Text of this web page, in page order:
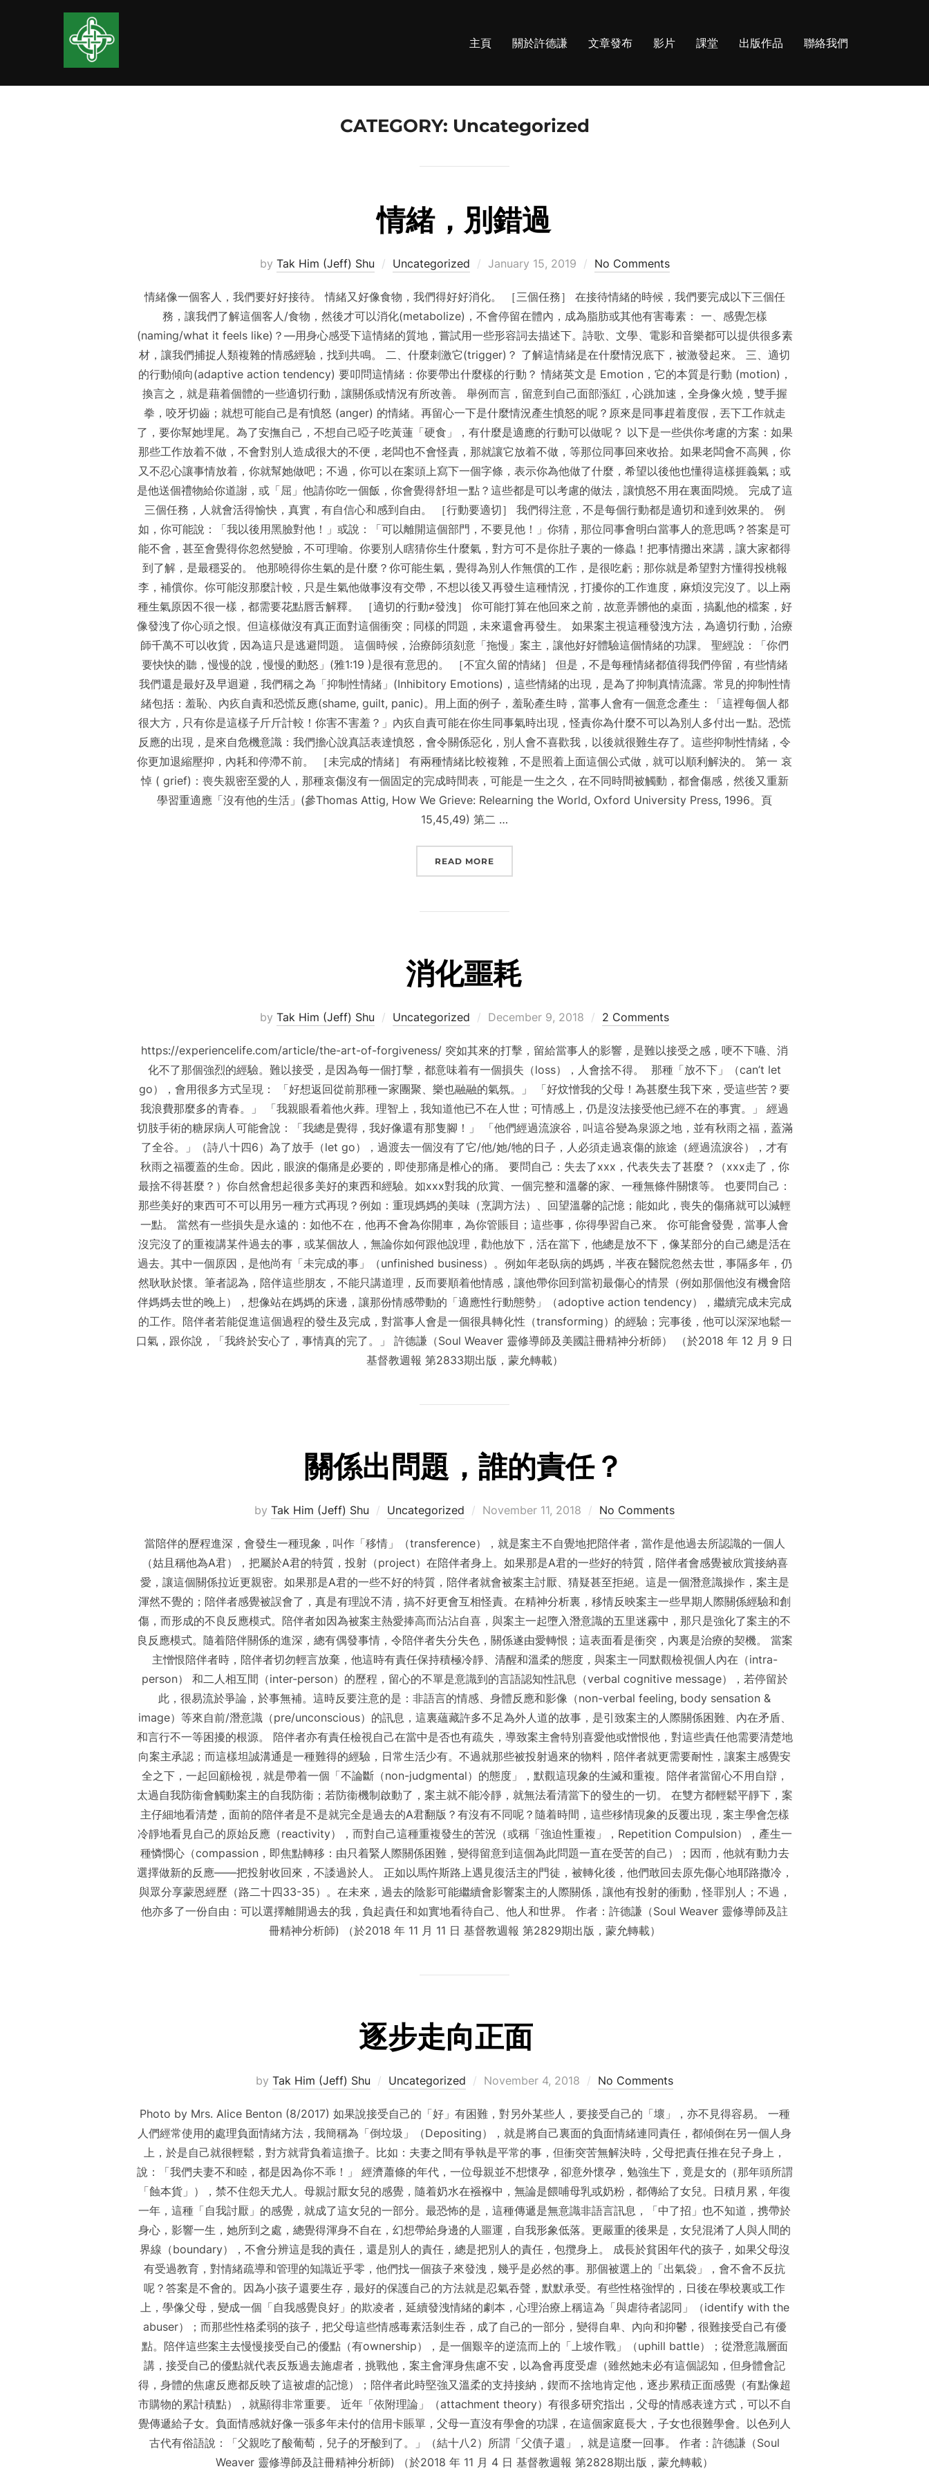
主頁 關於許德謙 文章發布 影片 課堂 出版作品 聯絡我們
CATEGORY: Uncategorized
情緒，別錯過
by Tak Him (Jeff) Shu Uncategorized
Posted
January 15, 2019 No Comments
情緒像一個客人，我們要好好接待。 情緒又好像食物，我們得好好消化。 ［三個任務］ 在接待情緒的時候，我們要完成以下三個任
務，讓我們了解這個客人/食物，然後才可以消化(metabolize)，不會停留在體內，成為脂肪或其他有害毒素： 一、感覺怎樣
(naming/what it feels like)？—用身心感受下這情緒的質地，嘗試用一些形容詞去描述下。詩歌、文學、電影和音樂都可以提供很多素
材，讓我們捕捉人類複雜的情感經驗，找到共鳴。 二、什麼刺激它(trigger)？ 了解這情緒是在什麼情況底下，被激發起來。 三、適切
的行動傾向(adaptive action tendency) 要叩問這情緒：你要帶出什麼樣的行動？ 情緒英文是 Emotion，它的本質是行動 (motion)，
換言之，就是藉着個體的一些適切行動，讓關係或情況有所改善。 舉例而言，留意到自己面部漲紅，心跳加速，全身像火燒，雙手握
拳，咬牙切齒；就想可能自己是有憤怒 (anger) 的情緒。再留心一下是什麼情況產生憤怒的呢？原來是同事趕着度假，丟下工作就走
了，要你幫她埋尾。為了安撫自己，不想自己啞子吃黃蓮「硬食」，有什麼是適應的行動可以做呢？ 以下是一些供你考慮的方案：如果
那些工作放着不做，不會對別人造成很大的不便，老闆也不會怪責，那就讓它放着不做，等那位同事回來收拾。如果老闆會不高興，你
又不忍心讓事情放着，你就幫她做吧；不過，你可以在案頭上寫下一個字條，表示你為他做了什麼，希望以後他也懂得這樣捱義氣；或
是他送個禮物給你道謝，或「屈」他請你吃一個飯，你會覺得舒坦一點？這些都是可以考慮的做法，讓憤怒不用在裏面悶燒。 完成了這
三個任務，人就會活得愉快，真實，有自信心和感到自由。 ［行動要適切］ 我們得注意，不是每個行動都是適切和達到效果的。 例
如，你可能說：「我以後用黑臉對他！」或說：「可以離開這個部門，不要見他！」你猜，那位同事會明白當事人的意思嗎？答案是可
能不會，甚至會覺得你忽然變臉，不可理喻。你要別人瞎猜你生什麼氣，對方可不是你肚子裏的一條蟲！把事情攤出來講，讓大家都得
到了解，是最穩妥的。 他那曉得你生氣的是什麼？你可能生氣，覺得為別人作無償的工作，是很吃虧；那你就是希望對方懂得投桃報
李，補償你。你可能沒那麼計較，只是生氣他做事沒有交帶，不想以後又再發生這種情況，打擾你的工作進度，麻煩沒完沒了。以上兩
種生氣原因不很一樣，都需要花點唇舌解釋。 ［適切的行動≠發洩］ 你可能打算在他回來之前，故意弄髒他的桌面，搞亂他的檔案，好
像發洩了你心頭之恨。但這樣做沒有真正面對這個衝突；同樣的問題，未來還會再發生。 如果案主視這種發洩方法，為適切行動，治療
師千萬不可以收貨，因為這只是逃避問題。 這個時候，治療師須刻意「拖慢」案主，讓他好好體驗這個情緒的功課。 聖經說：「你們
要快快的聽，慢慢的說，慢慢的動怒」(雅1:19 )是很有意思的。 ［不宜久留的情緒］ 但是，不是每種情緒都值得我們停留，有些情緒
我們還是最好及早迴避，我們稱之為「抑制性情緒」(Inhibitory Emotions)，這些情緒的出現，是為了抑制真情流露。常見的抑制性情
緒包括：羞恥、內疚自責和恐慌反應(shame, guilt, panic)。用上面的例子，羞恥產生時，當事人會有一個意念產生：「這裡每個人都
很大方，只有你是這樣子斤斤計較！你害不害羞？」內疚自責可能在你生同事氣時出現，怪責你為什麼不可以為別人多付出一點。恐慌
反應的出現，是來自危機意識：我們擔心說真話表達憤怒，會令關係惡化，別人會不喜歡我，以後就很難生存了。這些抑制性情緒，令
你更加退縮壓抑，內耗和停滯不前。 ［未完成的情緒］ 有兩種情緒比較複雜，不是照着上面這個公式做，就可以順利解決的。 第一 哀
悼 ( grief)：喪失親密至愛的人，那種哀傷沒有一個固定的完成時間表，可能是一生之久，在不同時間被觸動，都會傷感，然後又重新
學習重適應「沒有他的生活」(參Thomas Attig, How We Grieve: Relearning the World, Oxford University Press, 1996。頁
15,45,49) 第二 …
READ MORE
消化噩耗
by Tak Him (Jeff) Shu Uncategorized
Posted
December 9, 2018 2 Comments
https://experiencelife.com/article/the-art-of-forgiveness/ 突如其來的打擊，留給當事人的影響，是難以接受之感，哽不下嚥、消
化不了那個強烈的經驗。難以接受，是因為每一個打擊，都意味着有一個損失（loss），人會捨不得。 那種「放不下」（can’t let
go），會用很多方式呈現： 「好想返回從前那種一家團聚、樂也融融的氣氛。」 「好炆憎我的父母！為甚麼生我下來，受這些苦？要
我浪費那麼多的青春。」 「我親眼看着他火葬。理智上，我知道他已不在人世；可情感上，仍是沒法接受他已經不在的事實。」 經過
切肢手術的糖尿病人可能會說：「我總是覺得，我好像還有那隻腳！」 「他們經過流淚谷，叫這谷變為泉源之地，並有秋雨之福，蓋滿
了全谷。」（詩八十四6）為了放手（let go），過渡去一個沒有了它/他/她/牠的日子，人必須走過哀傷的旅途（經過流淚谷），才有
秋雨之福覆蓋的生命。因此，眼淚的傷痛是必要的，即使那痛是椎心的痛。 要問自己：失去了xxx，代表失去了甚麼？（xxx走了，你
最捨不得甚麼？）你自然會想起很多美好的東西和經驗。如xxx對我的欣賞、一個完整和溫馨的家、一種無條件關懷等。 也要問自己：
那些美好的東西可不可以用另一種方式再現？例如：重現媽媽的美味（烹調方法）、回望溫馨的記憶；能如此，喪失的傷痛就可以減輕
一點。 當然有一些損失是永遠的：如他不在，他再不會為你開車，為你管賬目；這些事，你得學習自己來。 你可能會發覺，當事人會
沒完沒了的重複講某件過去的事，或某個故人，無論你如何跟他說理，勸他放下，活在當下，他總是放不下，像某部分的自己總是活在
過去。其中一個原因，是他尚有「未完成的事」（unfinished business）。例如年老臥病的媽媽，半夜在醫院忽然去世，事隔多年，仍
然耿耿於懷。筆者認為，陪伴這些朋友，不能只講道理，反而要順着他情感，讓他帶你回到當初最傷心的情景（例如那個他沒有機會陪
伴媽媽去世的晚上），想像站在媽媽的床邊，讓那份情感帶動的「適應性行動態勢」（adoptive action tendency），繼續完成未完成
的工作。陪伴者若能促進這個過程的發生及完成，對當事人會是一個很具轉化性（transforming）的經驗；完事後，他可以深深地鬆一
口氣，跟你說，「我終於安心了，事情真的完了。」 許德謙（Soul Weaver 靈修導師及美國註冊精神分析師） （於2018 年 12 月 9 日
基督教週報 第2833期出版，蒙允轉載）
關係出問題，誰的責任？
by Tak Him (Jeff) Shu Uncategorized
Posted
November 11, 2018 No Comments
當陪伴的歷程進深，會發生一種現象，叫作「移情」（transference），就是案主不自覺地把陪伴者，當作是他過去所認識的一個人
（姑且稱他為A君），把屬於A君的特質，投射（project）在陪伴者身上。如果那是A君的一些好的特質，陪伴者會感覺被欣賞接納喜
愛，讓這個關係拉近更親密。如果那是A君的一些不好的特質，陪伴者就會被案主討厭、猜疑甚至拒絕。這是一個潛意識操作，案主是
渾然不覺的；陪伴者感覺被誤會了，真是有理說不清，搞不好更會互相怪責。在精神分析裏，移情反映案主一些早期人際關係經驗和創
傷，而形成的不良反應模式。陪伴者如因為被案主熱愛捧高而沾沾自喜，與案主一起墮入潛意識的五里迷霧中，那只是強化了案主的不
良反應模式。隨着陪伴關係的進深，總有偶發事情，令陪伴者失分失色，關係遂由愛轉恨；這表面看是衝突，內裏是治療的契機。 當案
主憎恨陪伴者時，陪伴者切勿輕言放棄，他這時有責任保持積極冷靜、清醒和溫柔的態度，與案主一同默觀檢視個人內在（intra-
person） 和二人相互間（inter-person）的歷程，留心的不單是意識到的言語認知性訊息（verbal cognitive message），若停留於
此，很易流於爭論，於事無補。這時反要注意的是：非語言的情感、身體反應和影像（non-verbal feeling, body sensation &
image）等來自前/潛意識（pre/unconscious）的訊息，這裏蘊藏許多不足為外人道的故事，是引致案主的人際關係困難、內在矛盾、
和言行不一等困擾的根源。 陪伴者亦有責任檢視自己在當中是否也有疏失，導致案主會特別喜愛他或憎恨他，對這些責任他需要清楚地
向案主承認；而這樣坦誠溝通是一種難得的經驗，日常生活少有。不過就那些被投射過來的物料，陪伴者就更需要耐性，讓案主感覺安
全之下，一起回顧檢視，就是帶着一個「不論斷（non-judgmental）的態度」，默觀這現象的生滅和重複。陪伴者當留心不用自辯，
太過自我防衞會觸動案主的自我防衞；若防衞機制啟動了，案主就不能冷靜，就無法看清當下的發生的一切。 在雙方都輕鬆平靜下，案
主仔細地看清楚，面前的陪伴者是不是就完全是過去的A君翻版？有沒有不同呢？隨着時間，這些移情現象的反覆出現，案主學會怎樣
冷靜地看見自己的原始反應（reactivity），而對自己這種重複發生的苦況（或稱「強迫性重複」，Repetition Compulsion），產生一
種憐憫心（compassion，即焦點轉移：由只着緊人際關係困難，變得留意到這個為此問題一直在受苦的自己）；因而，他就有動力去
選擇做新的反應——把投射收回來，不諉過於人。 正如以馬忤斯路上遇見復活主的門徒，被轉化後，他們敢回去原先傷心地耶路撒冷，
與眾分享蒙恩經歷（路二十四33-35）。在未來，過去的陰影可能繼續會影響案主的人際關係，讓他有投射的衝動，怪罪別人；不過，
他亦多了一份自由：可以選擇離開過去的我，負起責任和如實地看待自己、他人和世界。 作者：許德謙（Soul Weaver 靈修導師及註
冊精神分析師) （於2018 年 11 月 11 日 基督教週報 第2829期出版，蒙允轉載）
逐步走向正面
by Tak Him (Jeff) Shu Uncategorized
Posted
November 4, 2018 No Comments
Photo by Mrs. Alice Benton (8/2017) 如果說接受自己的「好」有困難，對另外某些人，要接受自己的「壞」，亦不見得容易。 一種
人們經常使用的處理負面情緒方法，我簡稱為「倒垃圾」（Depositing），就是將自己裏面的負面情緒連同責任，都傾倒在另一個人身
上，於是自己就很輕鬆，對方就背負着這擔子。比如：夫妻之間有爭執是平常的事，但衝突苦無解決時，父母把責任推在兒子身上，
說：「我們夫妻不和睦，都是因為你不乖！」 經濟蕭條的年代，一位母親並不想懷孕，卻意外懷孕，勉強生下，竟是女的（那年頭所謂
「蝕本貨」），禁不住怨天尤人。母親討厭女兒的感覺，隨着奶水在襁褓中，無論是餵哺母乳或奶粉，都傳給了女兒。日積月累，年復
一年，這種「自我討厭」的感覺，就成了這女兒的一部分。最恐怖的是，這種傳遞是無意識非語言訊息，「中了招」也不知道，携帶於
身心，影響一生，她所到之處，總覺得渾身不自在，幻想帶給身邊的人噩運，自我形象低落。更嚴重的後果是，女兒混淆了人與人間的
界線（boundary），不會分辨這是我的責任，還是別人的責任，總是把別人的責任，包攬身上。 成長於貧困年代的孩子，如果父母沒
有受過教育，對情緒疏導和管理的知識近乎零，他們找一個孩子來發洩，幾乎是必然的事。那個被選上的「出氣袋」，會不會不反抗
呢？答案是不會的。因為小孩子還要生存，最好的保護自己的方法就是忍氣吞聲，默默承受。有些性格強悍的，日後在學校裏或工作
上，學像父母，變成一個「自我感覺良好」的欺凌者，延續發洩情緒的劇本，心理治療上稱這為「與虐待者認同」（identify with the
abuser）；而那些性格柔弱的孩子，把父母這些情感毒素活剝生吞，成了自己的一部分，變得自卑、內向和抑鬱，很難接受自己有優
點。陪伴這些案主去慢慢接受自己的優點（有ownership），是一個艱辛的逆流而上的「上坡作戰」（uphill battle）；從潛意識層面
講，接受自己的優點就代表反叛過去施虐者，挑戰他，案主會渾身焦慮不安，以為會再度受虐（雖然她未必有這個認知，但身體會記
得，身體的焦慮反應都反映了這被虐的記憶）；陪伴者此時堅強又溫柔的支持接納，鍥而不捨地肯定他，逐步累積正面感覺（有點像超
市購物的累計積點），就顯得非常重要。 近年「依附理論」（attachment theory）有很多研究指出，父母的情感表達方式，可以不自
覺傳遞給子女。負面情感就好像一張多年未付的信用卡賬單，父母一直沒有學會的功課，在這個家庭長大，子女也很難學會。以色列人
古代有俗語說：「父親吃了酸葡萄，兒子的牙酸到了。」（結十八2）所謂「父債子還」，就是這麼一回事。 作者：許德謙（Soul
Weaver 靈修導師及註冊精神分析師) （於2018 年 11 月 4 日 基督教週報 第2828期出版，蒙允轉載）